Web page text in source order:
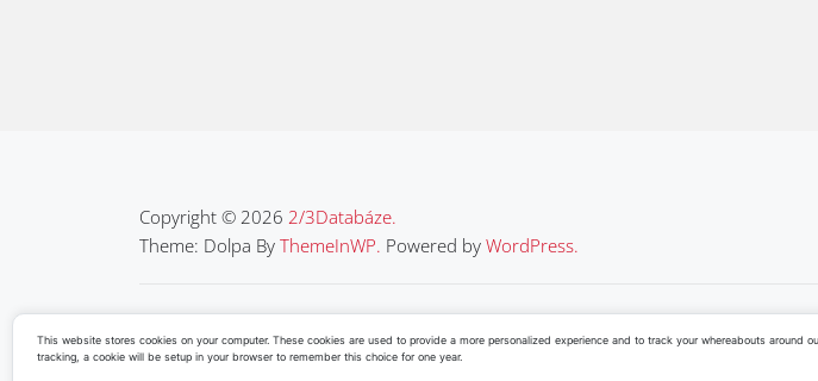
Copyright © 2026 2/3Databáze.
Theme: Dolpa By ThemeInWP. Powered by WordPress.
This website stores cookies on your computer. These cookies are used to provide a more personalized experience and to track your whereabouts around
tracking, a cookie will be setup in your browser to remember this choice for one year.